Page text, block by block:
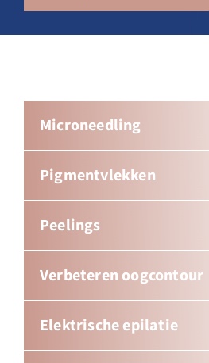
Microneedling
Pigmentvlekken
Peelings
Verbeteren oogcontour
Elektrische epilatie